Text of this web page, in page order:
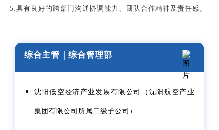
5.具有良好的跨部门沟通协调能力、团队合作精神及责任感。
综合主管｜综合管理部
沈阳低空经济产业发展有限公司（沈阳航空产业
集团有限公司所属二级子公司）